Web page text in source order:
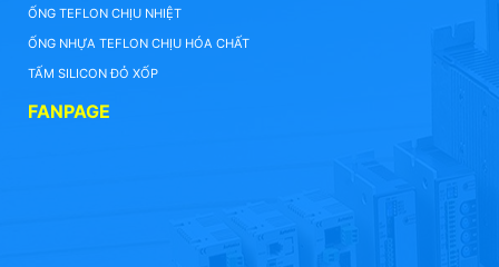
ỐNG TEFLON CHỊU NHIỆT
ỐNG NHỰA TEFLON CHỊU HÓA CHẤT
TẤM SILICON ĐỎ XỐP
FANPAGE